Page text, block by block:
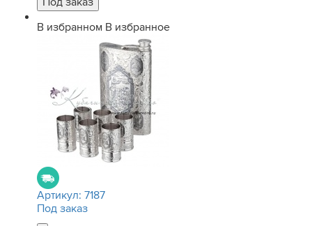
В избранном В избранное
Артикул: 7187
Под заказ